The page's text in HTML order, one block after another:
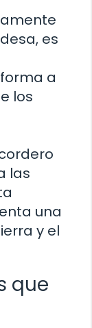
es
a
los
las
una
y el
que